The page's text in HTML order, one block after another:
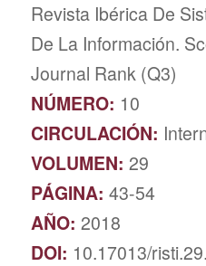
Revista Ibérica De
De La Información.
Journal Rank (Q3)
NÚMERO: 10
CIRCULACIÓN:
VOLUMEN: 29
PÁGINA: 43-54
AÑO: 2018
DOI: 10.17013/